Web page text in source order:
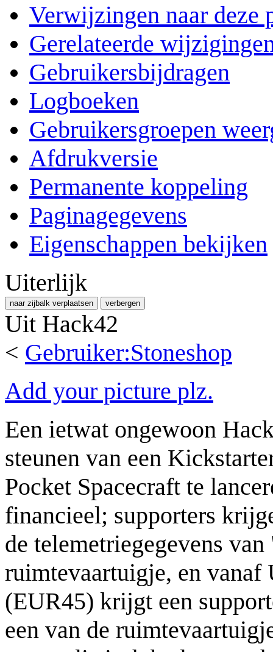
Verwijzingen naar deze
Gerelateerde
Gebruikersbijdragen
Logboeken
Gebruikersgroepen
Afdrukversie
Permanente koppeling
Paginagegevens
Eigenschappen bekijken
Uiterlijk
naar zijbalk verplaatsen verbergen
Uit Hack42
< Gebruiker:Stoneshop
Add your picture plz.
Een ietwat ongewoon
steunen van een
Pocket Spacecraft te
financieel; supporters
de telemetriegegevens
ruimtevaartuigje, en vanaf
(EUR45) krijgt een
een van de